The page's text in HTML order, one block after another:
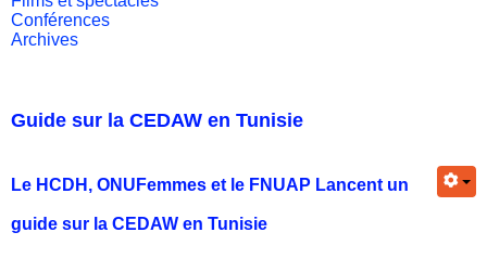
Conférences
Archives
Guide sur la CEDAW en Tunisie
Le HCDH, ONUFemmes et le FNUAP Lancent un
guide sur la CEDAW en Tunisie